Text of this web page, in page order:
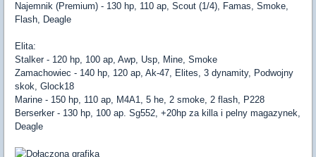
Najemnik (Premium) - 130 hp, 110 ap, Scout (1/4), Famas, Smoke,
Flash, Deagle
Elita:
Stalker - 120 hp, 100 ap, Awp, Usp, Mine, Smoke
Zamachowiec - 140 hp, 120 ap, Ak-47, Elites, 3 dynamity, Podwojny
skok, Glock18
Marine - 150 hp, 110 ap, M4A1, 5 he, 2 smoke, 2 flash, P228
Berserker - 130 hp, 100 ap. Sg552, +20hp za killa i pelny magazynek,
Deagle